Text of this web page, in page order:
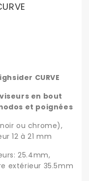
CURVE
en bout
et poignées
ou chrome),
12 à 21 mm
25.4mm,
extérieur 35.5mm